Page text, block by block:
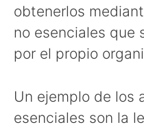
obtenerlos
no esenciales que
por el propio
Un ejemplo de los
esenciales son la